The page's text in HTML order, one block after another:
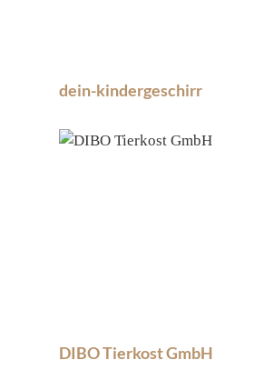
dein-kindergeschirr
DIBO Tierkost GmbH